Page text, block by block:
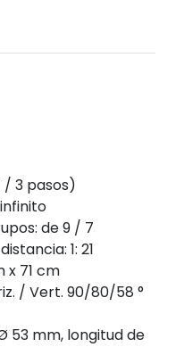
/ 3 pasos)
de 9 / 7
1: 21
71 cm
/ Vert. 90/80/58 °
53 mm, longitud de